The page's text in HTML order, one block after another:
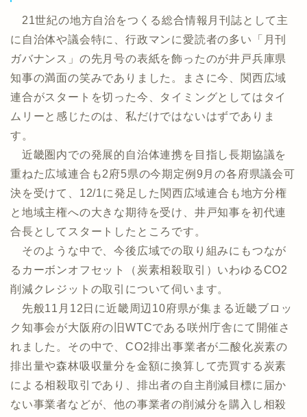
21世紀の地方自治をつくる総合情報月刊誌として主
に自治体や議会特に、行政マンに愛読者の多い「月刊
ガバナンス」の先月号の表紙を飾ったのが井戸兵庫県
知事の満面の笑みでありました。まさに今、関西広域
連合がスタートを切った今、タイミングとしてはタイ
ムリーと感じたのは、私だけではないはずでありま
す。
近畿圏内での発展的自治体連携を目指し長期協議を
重ねた広域連合も2府5県の今期定例9月の各府県議会可
決を受けて、12/1に発足した関西広域連合も地方分権
と地域主権への大きな期待を受け、井戸知事を初代連
合長としてスタートしたところです。
そのような中で、今後広域での取り組みにもつなが
るカーボンオフセット（炭素相殺取引）いわゆるCO2
削減クレジットの取引について伺います。
先般11月12日に近畿周辺10府県が集まる近畿ブロッ
ク知事会が大阪府の旧WTCである咲州庁舎にて開催さ
れました。その中で、CO2排出事業者が二酸化炭素の
排出量や森林吸収量分を金額に換算して売買する炭素
による相殺取引であり、排出者の自主削減目標に届か
ない事業者などが、他の事業者の削減分を購入し相殺